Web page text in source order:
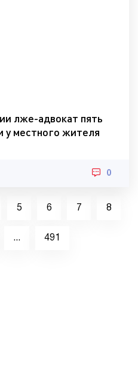
лже-адвокат пять
у местного жителя
0
5 6 7 8
... 491